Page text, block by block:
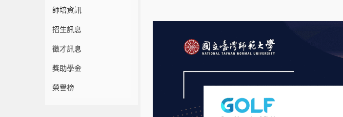
師培資訊
招生訊息
徵才訊息
獎助學金
榮譽榜